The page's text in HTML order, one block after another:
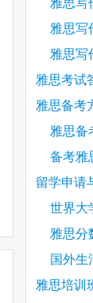
雅思写
雅思写
雅思写
雅思考试
雅思备考
雅思备
备考雅
留学申请
世界大
雅思分
国外生
雅思培训